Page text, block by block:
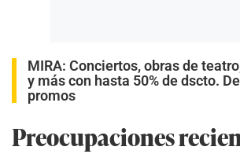
MIRA: Conciertos, obras de
y más con hasta 50% de dscto.
promos
Preocupaciones